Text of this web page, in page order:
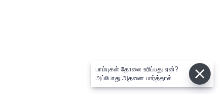
பாம்புகள் தோலை உரிப்பது ஏன்?
அப்போது அதனை பார்த்தால்
பழிவாங்குமா?